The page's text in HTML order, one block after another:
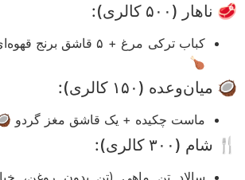
(۵۰۰ کالری):
کباب ترکی مرغ + ۵ قاشق برنج
(۱۵۰ کالری):
ماست چکیده + یک قاشق مغز گردو 🥥🌰
(۳۰۰ کالری):
سالاد تن ماهی (تن بدون روغن،